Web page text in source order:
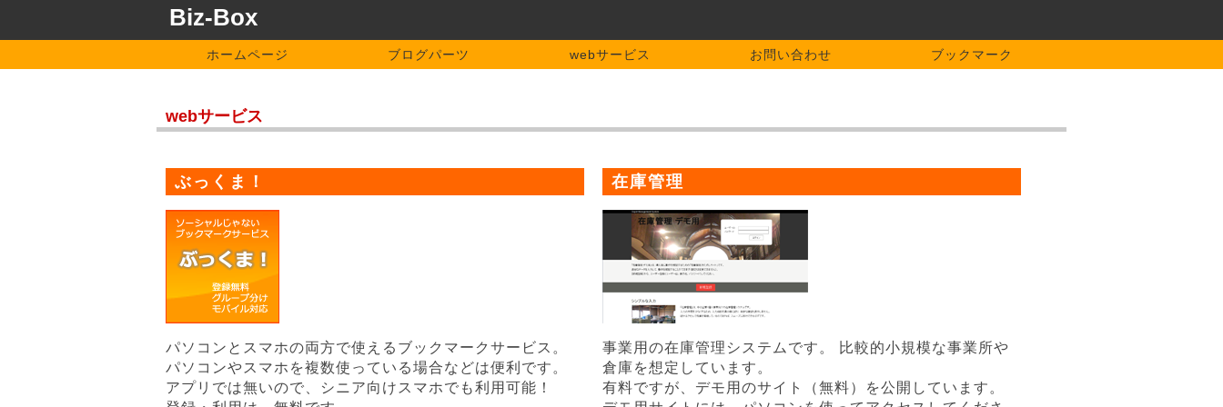
Biz-Box
ホームページ ブログパーツ webサービス お問い合わせ ブックマーク
webサービス
ぶっくま！
パソコンとスマホの両方で使えるブックマークサービス。
パソコンやスマホを複数使っている場合などは便利です。
アプリでは無いので、シニア向けスマホでも利用可能！
在庫管理
事業用の在庫管理システムです。 比較的小規模な事業所や
倉庫を想定しています。
有料ですが、デモ用のサイト（無料）を公開しています。